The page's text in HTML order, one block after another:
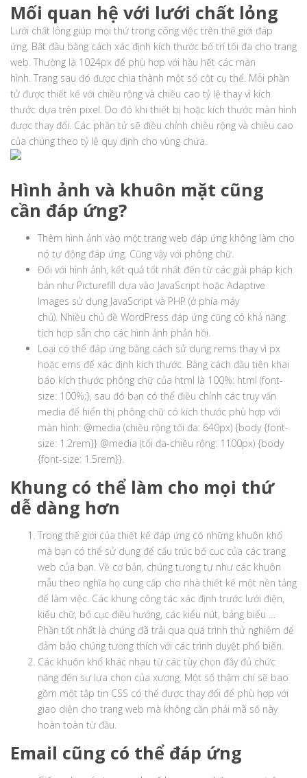
Mối quan hệ với lưới chất lỏng
Lưới chất lỏng giúp mọi thứ trong công việc trên thế giới đáp
ứng. Bắt đầu bằng cách xác định kích thước bố trí tối đa cho trang
web. Thường là 1024px để phù hợp với hầu hết các màn
hình. Trang sau đó được chia thành một số cột cụ thể. Mỗi phần
tử được thiết kế với chiều rộng và chiều cao tỷ lệ thay vì kích
thước dựa trên pixel. Do đó khi thiết bị hoặc kích thước màn hình
được thay đổi. Các phần tử sẽ điều chỉnh chiều rộng và chiều cao
của chúng theo tỷ lệ quy định cho vùng chứa.
Hình ảnh và khuôn mặt cũng
cần đáp ứng?
Thêm hình ảnh vào một trang web đáp ứng không làm cho
nó tự động đáp ứng. Cũng vậy với phông chữ.
Đối với hình ảnh, kết quả tốt nhất đến từ các giải pháp kịch
bản như Picturefill dựa vào JavaScript hoặc Adaptive
Images sử dụng JavaScript và PHP (ở phía máy
chủ). Nhiều chủ đề WordPress đáp ứng cũng có khả năng
tích hợp sẵn cho các hình ảnh phản hồi.
Loại có thể đáp ứng bằng cách sử dụng rems thay vì px
hoặc ems để xác định kích thước. Bằng cách đầu tiên khai
báo kích thước phông chữ của html là 100%: html (font-
size: 100%;}, sau đó bạn có thể điều chỉnh các truy vấn
media để hiển thị phông chữ có kích thước phù hợp với
màn hình: @media (chiều rộng tối đa: 640px) {body {font-
size: 1.2rem}} @media (tối đa-chiều rộng: 1100px) {body
{font-size: 1.5rem}}.
Khung có thể làm cho mọi thứ
dễ dàng hơn
Trong thế giới của thiết kế đáp ứng có những khuôn khổ
mà bạn có thể sử dụng để cấu trúc bố cục của các trang
web của bạn. Về cơ bản, chúng tương tự như các khuôn
mẫu theo nghĩa họ cung cấp cho nhà thiết kế một nền tảng
để làm việc. Các khung công tác xác định trước lưới điện,
kiểu chữ, bố cục điều hướng, các kiểu nút, bảng biểu …
Phần tốt nhất là chúng đã trải qua quá trình thử nghiệm để
đảm bảo chúng tương thích với các trình duyệt phổ biến.
Các khuôn khổ khác nhau từ các tùy chọn đầy đủ chức
năng đến sự lựa chọn của xương. Một số thậm chí sẽ bao
gồm một tập tin CSS có thể được thay đổi để phù hợp với
giao diện cho trang web mà không cần phải mã số này
hoàn toàn từ đầu.
Email cũng có thể đáp ứng